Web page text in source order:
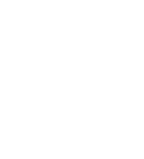
El misterio vuelve a
calles de Málaga
de ‘La Chica de Nieve